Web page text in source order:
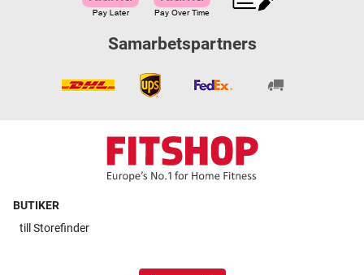
Samarbetspartners
BUTIKER
till Storefinder